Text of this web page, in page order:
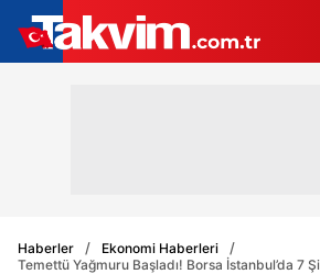
Haberler
Ekonomi Haberleri
Temettü Yağmuru Başladı! Borsa İstanbul’da 7